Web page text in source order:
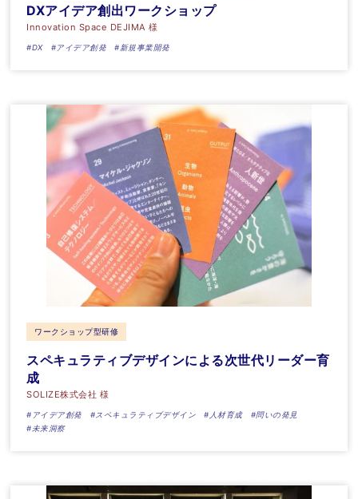
DXアイデア創出ワークショップ
Innovation Space DEJIMA 様
#DX #アイデア創発 #新規事業開発
ワークショップ型研修
スペキュラティブデザインによる次世代リーダー育
成
SOLIZE株式会社 様
#アイデア創発 #スペキュラティブデザイン #人材育成
#問いの発見
#未来洞察